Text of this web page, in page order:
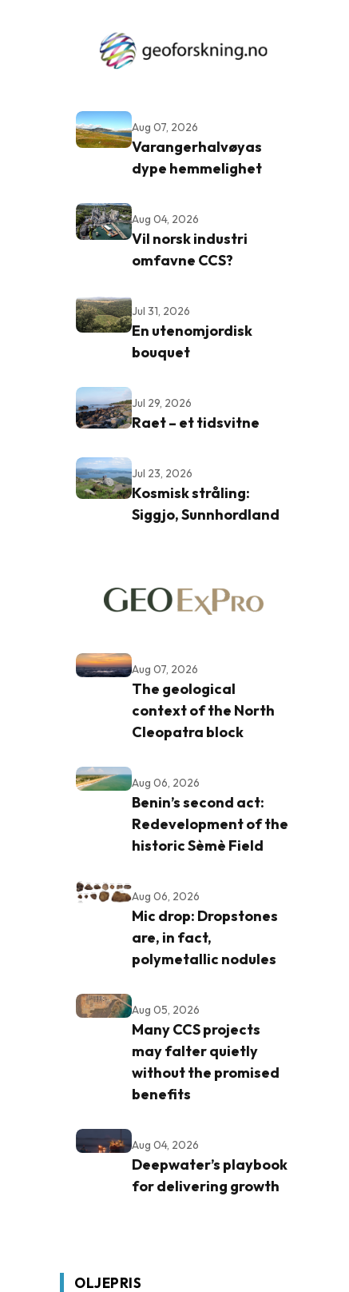
Aug 07, 2026
Varangerhalvøyas
dype hemmelighet
Aug 04, 2026
Vil norsk industri
omfavne CCS?
Jul 31, 2026
En utenomjordisk
bouquet
Jul 29, 2026
Raet – et tidsvitne
Jul 23, 2026
Kosmisk stråling:
Siggjo, Sunnhordland
Aug 07, 2026
The geological
context of the North
Cleopatra block
Aug 06, 2026
Benin’s second act:
Redevelopment of the
historic Sèmè Field
Aug 06, 2026
Mic drop: Dropstones
are, in fact,
polymetallic nodules
Aug 05, 2026
Many CCS projects
may falter quietly
without the promised
benefits
Aug 04, 2026
Deepwater’s playbook
for delivering growth
OLJEPRIS